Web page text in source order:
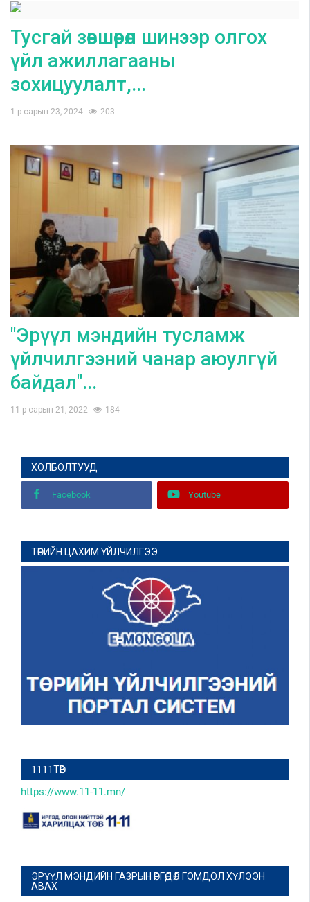
Тусгай зөвшөөрөл шинээр олгох
үйл ажиллагааны
зохицуулалт,...
1-р сарын 23, 2024 203
"Эрүүл мэндийн тусламж
үйлчилгээний чанар аюулгүй
байдал"...
11-р сарын 21, 2022 184
ХОЛБОЛТУУД
Facebook Youtube
ТӨРИЙН ЦАХИМ ҮЙЛЧИЛГЭЭ
1111ТӨВ
https://www.11-11.mn/
ЭРҮҮЛ МЭНДИЙН ГАЗРЫН ӨРГӨДӨЛ ГОМДОЛ ХҮЛЭЭН
АВАХ